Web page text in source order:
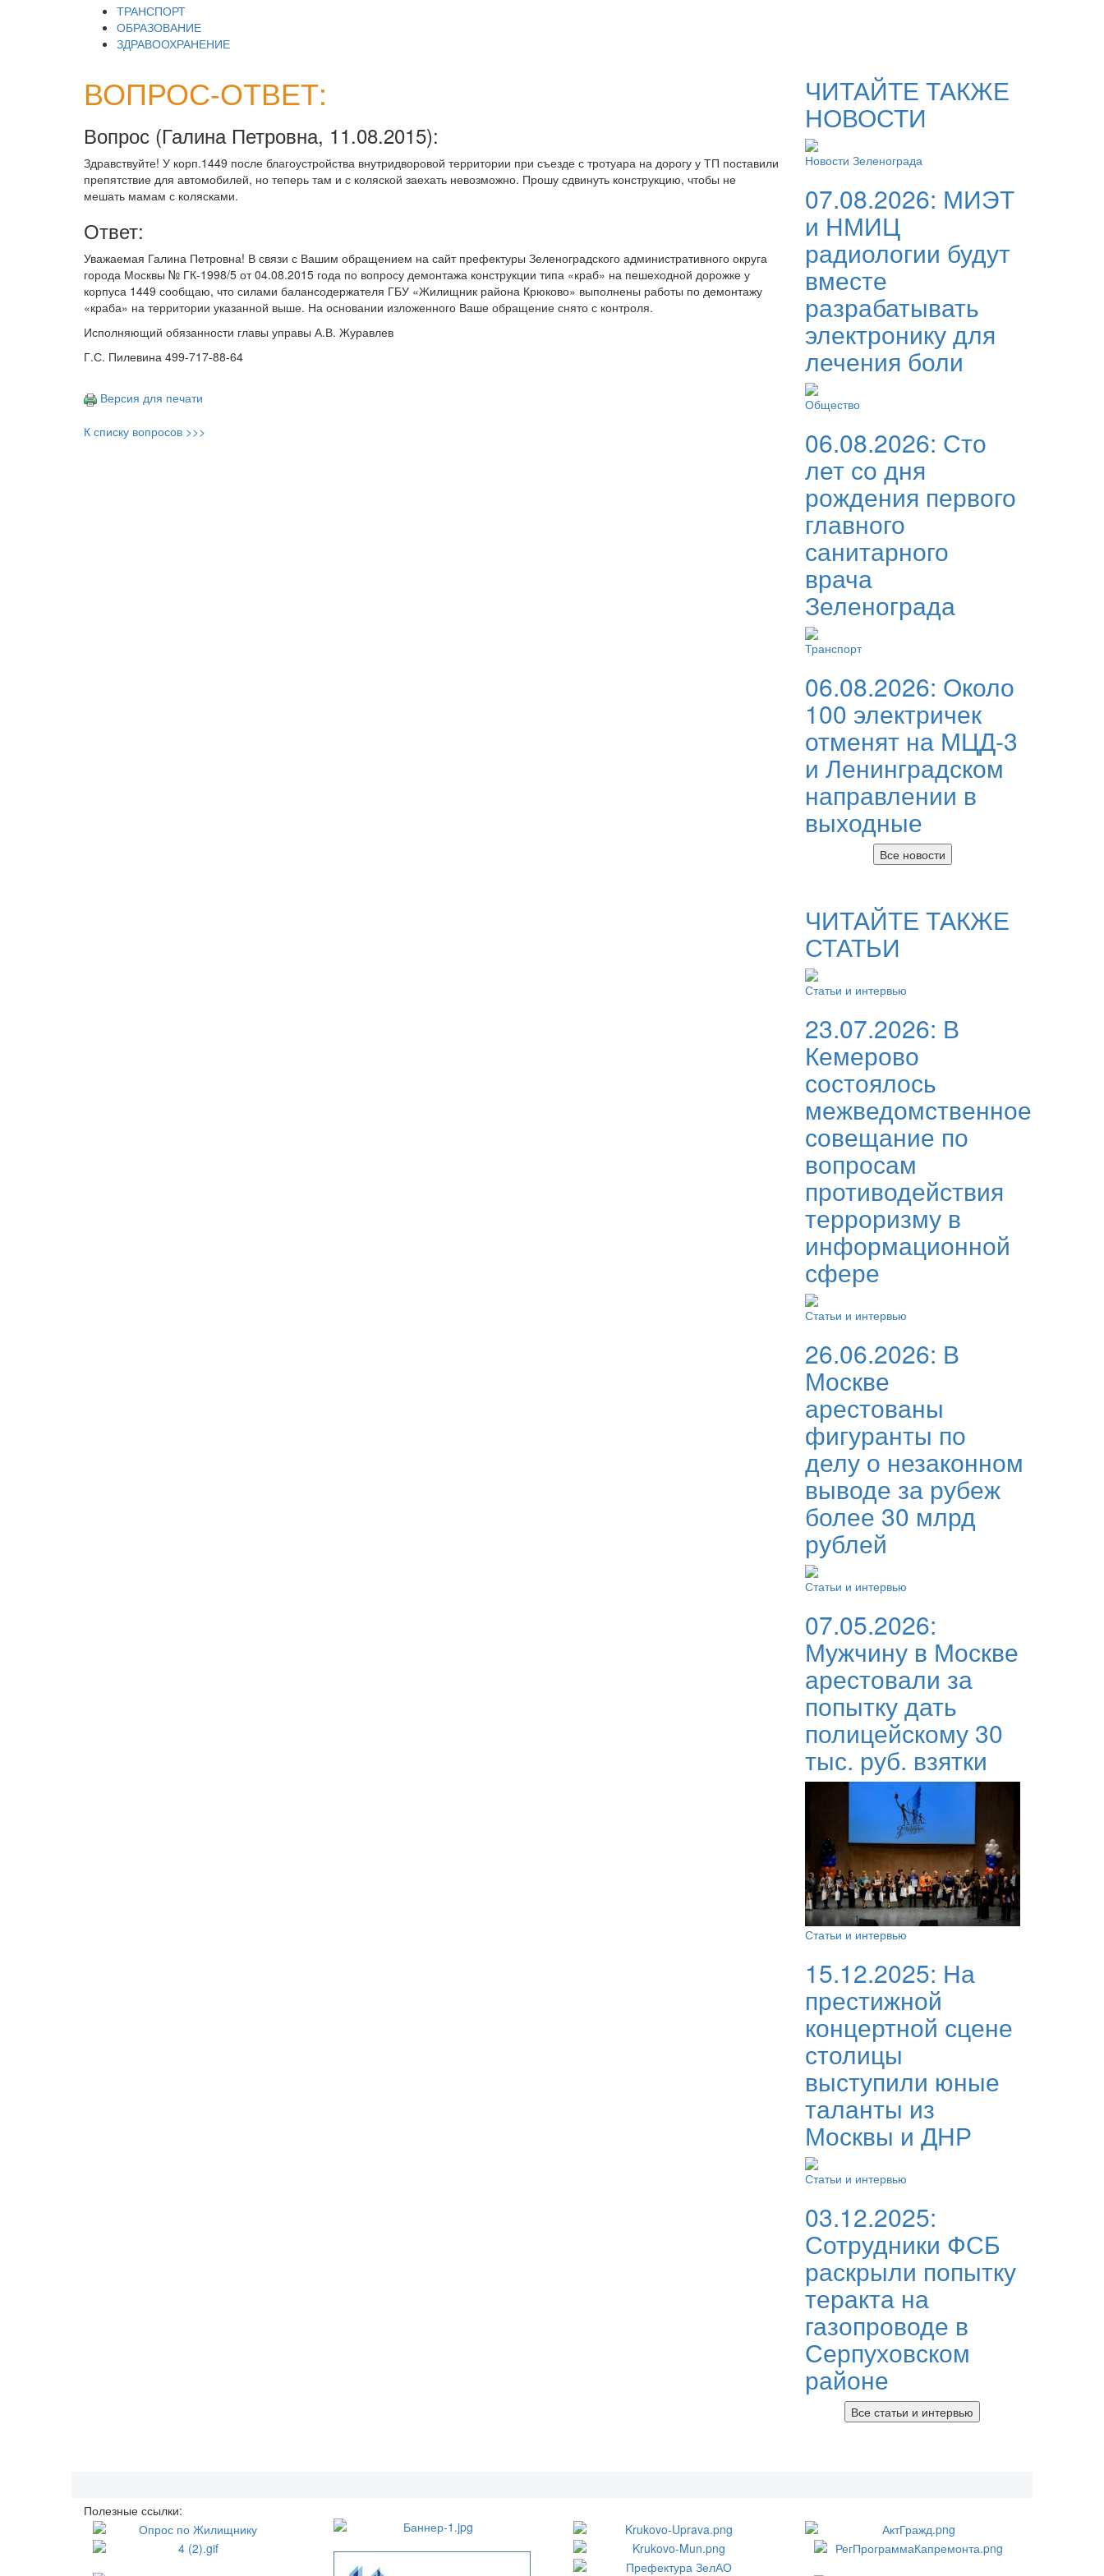
ТРАНСПОРТ
ОБРАЗОВАНИЕ
ЗДРАВООХРАНЕНИЕ
ВОПРОС-ОТВЕТ:
Вопрос (Галина Петровна, 11.08.2015):
Здравствуйте! У корп.1449 после благоустройства внутридворовой территории при съезде с тротуара на дорогу у ТП поставили
препятствие для автомобилей, но теперь там и с коляской заехать невозможно. Прошу сдвинуть конструкцию, чтобы не
мешать мамам с колясками.
Ответ:
Уважаемая Галина Петровна! В связи с Вашим обращением на сайт префектуры Зеленоградского административного округа
города Москвы № ГК-1998/5 от 04.08.2015 года по вопросу демонтажа конструкции типа «краб» на пешеходной дорожке у
корпуса 1449 сообщаю, что силами балансодержателя ГБУ «Жилищник района Крюково» выполнены работы по демонтажу
«краба» на территории указанной выше. На основании изложенного Ваше обращение снято с контроля.
Исполняющий обязанности главы управы А.В. Журавлев
Г.С. Пилевина 499-717-88-64
Версия для печати
К списку вопросов >>>
ЧИТАЙТЕ ТАКЖЕ
НОВОСТИ
Новости Зеленограда
07.08.2026: МИЭТ
и НМИЦ
радиологии будут
вместе
разрабатывать
электронику для
лечения боли
Общество
06.08.2026: Сто
лет со дня
рождения первого
главного
санитарного
врача
Зеленограда
Транспорт
06.08.2026: Около
100 электричек
отменят на МЦД-3
и Ленинградском
направлении в
выходные
Все новости
ЧИТАЙТЕ ТАКЖЕ
СТАТЬИ
Статьи и интервью
23.07.2026: В
Кемерово
состоялось
межведомственное
совещание по
вопросам
противодействия
терроризму в
информационной
сфере
Статьи и интервью
26.06.2026: В
Москве
арестованы
фигуранты по
делу о незаконном
выводе за рубеж
более 30 млрд
рублей
Статьи и интервью
07.05.2026:
Мужчину в Москве
арестовали за
попытку дать
полицейскому 30
тыс. руб. взятки
Статьи и интервью
15.12.2025: На
престижной
концертной сцене
столицы
выступили юные
таланты из
Москвы и ДНР
Статьи и интервью
03.12.2025:
Сотрудники ФСБ
раскрыли попытку
теракта на
газопроводе в
Серпуховском
районе
Все статьи и интервью
Полезные ссылки: